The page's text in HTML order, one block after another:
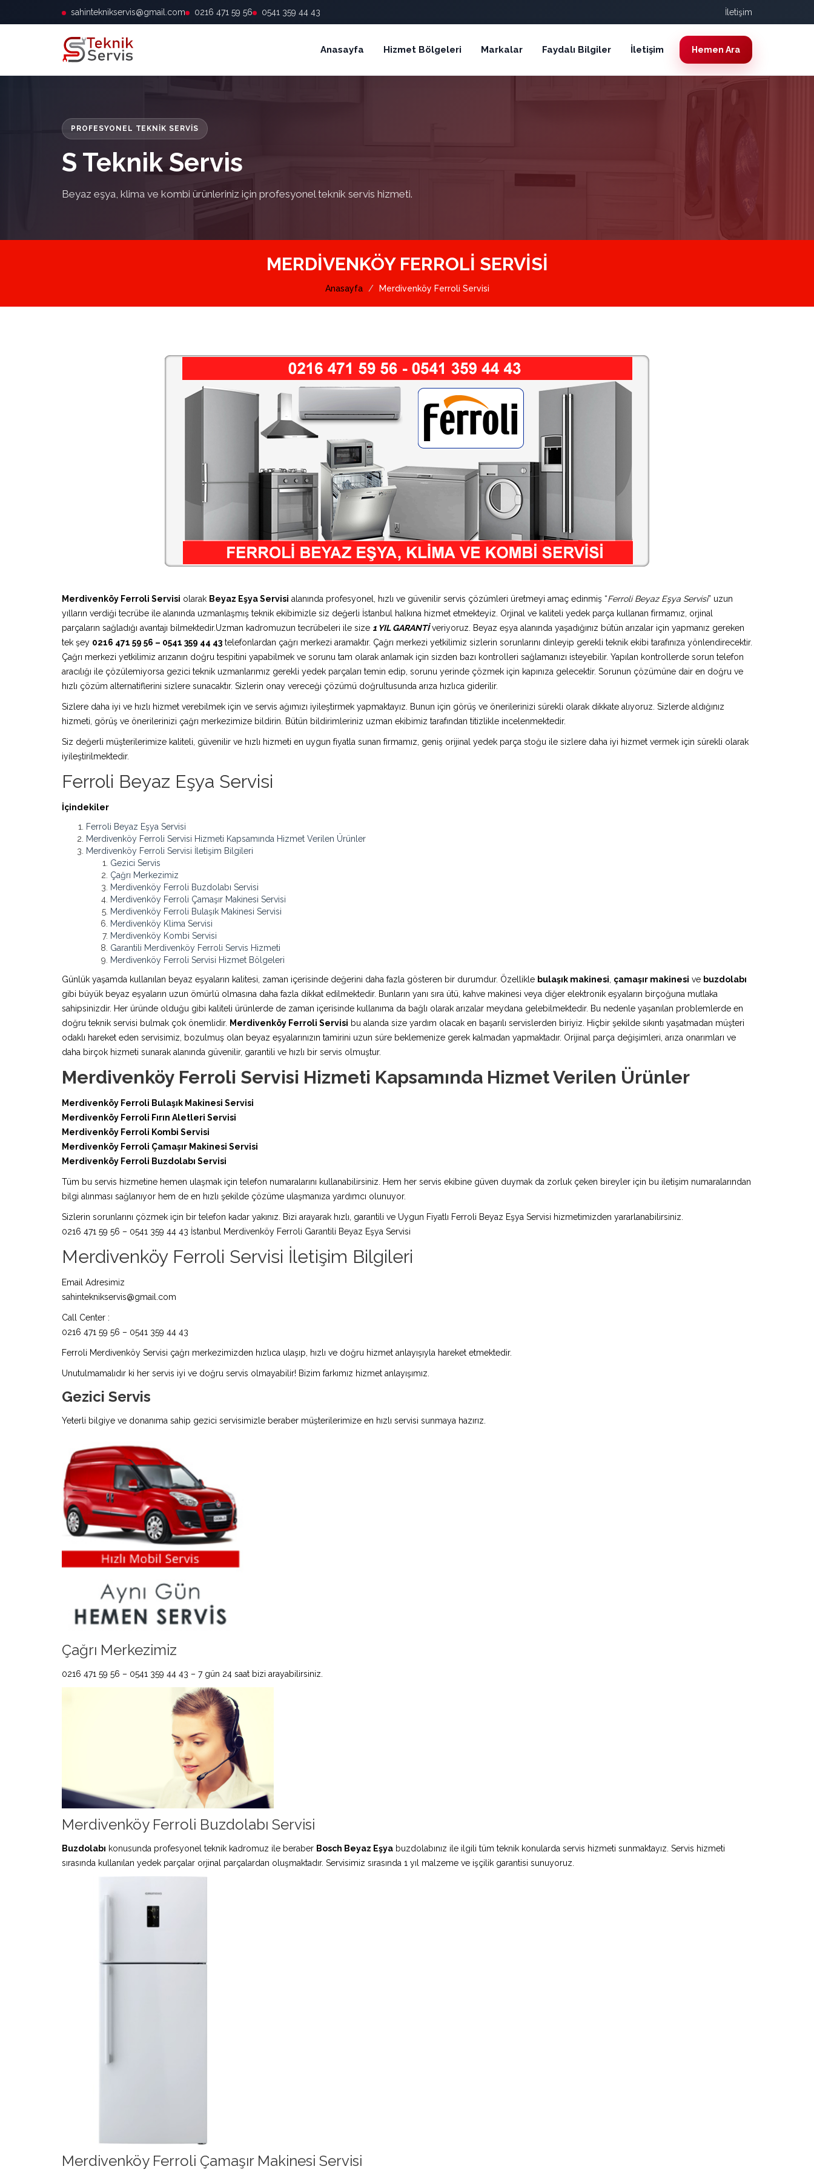
sahinteknikservis@gmail.com 0216 471 59 56 0541 359 44 43 İletişim
Anasayfa Hizmet Bölgeleri Markalar Faydalı Bilgiler İletişim Hemen Ara
PROFESYONEL TEKNIK SERVIS
S Teknik Servis
Beyaz eşya, klima ve kombi ürünleriniz için profesyonel teknik servis hizmeti.
MERDIVENKÖY FERROLI SERVISI
Anasayfa Merdivenköy Ferroli Servisi
Merdivenköy Ferroli Servisi olarak Beyaz Eşya Servisi alanında profesyonel, hızlı ve güvenilir servis çözümleri üretmeyi amaç edinmiş “Ferroli Beyaz Eşya Servisi” uzun
yılların verdiği tecrübe ile alanında uzmanlaşmış teknik ekibimizle siz değerli İstanbul halkına hizmet etmekteyiz. Orjinal ve kaliteli yedek parça kullanan firmamız, orjinal
parçaların sağladığı avantajı bilmektedir.Uzman kadromuzun tecrübeleri ile size 1 YIL GARANTİveriyoruz. Beyaz eşya alanında yaşadığınız bütün arızalar için yapmanız gereken
tek şey 0216 471 59 56 – 0541 359 44 43 telefonlardan çağrı merkezi aramaktır. Çağrı merkezi yetkilimiz sizlerin sorunlarını dinleyip gerekli teknik ekibi tarafınıza yönlendirecektir.
Çağrı merkezi yetkilimiz arızanın doğru tespitini yapabilmek ve sorunu tam olarak anlamak için sizden bazı kontrolleri sağlamanızı isteyebilir. Yapılan kontrollerde sorun telefon
aracılığı ile çözülemiyorsa gezici teknik uzmanlarımız gerekli yedek parçaları temin edip, sorunu yerinde çözmek için kapınıza gelecektir. Sorunun çözümüne dair en doğru ve
hızlı çözüm alternatiflerini sizlere sunacaktır. Sizlerin onay vereceği çözümü doğrultusunda arıza hızlıca giderilir.
Sizlere daha iyi ve hızlı hizmet verebilmek için ve servis ağımızı iyileştirmek yapmaktayız. Bunun için görüş ve önerilerinizi sürekli olarak dikkate alıyoruz. Sizlerde aldığınız
hizmeti, görüş ve önerilerinizi çağrı merkezimize bildirin. Bütün bildirimleriniz uzman ekibimiz tarafından titizlikle incelenmektedir.
Siz değerli müşterilerimize kaliteli, güvenilir ve hızlı hizmeti en uygun fiyatla sunan firmamız, geniş orijinal yedek parça stoğu ile sizlere daha iyi hizmet vermek için sürekli olarak
iyileştirilmektedir.
Ferroli Beyaz Eşya Servisi
İçindekiler
Ferroli Beyaz Eşya Servisi
Merdivenköy Ferroli Servisi Hizmeti Kapsamında Hizmet Verilen Ürünler
Merdivenköy Ferroli Servisi İletişim Bilgileri
Gezici Servis
Çağrı Merkezimiz
Merdivenköy Ferroli Buzdolabı Servisi
Merdivenköy Ferroli Çamaşır Makinesi Servisi
Merdivenköy Ferroli Bulaşık Makinesi Servisi
Merdivenköy Klima Servisi
Merdivenköy Kombi Servisi
Garantili Merdivenköy Ferroli Servis Hizmeti
Merdivenköy Ferroli Servisi Hizmet Bölgeleri
Günlük yaşamda kullanılan beyaz eşyaların kalitesi, zaman içerisinde değerini daha fazla gösteren bir durumdur. Özellikle bulaşık makinesi çamaşır makinesi ve buzdolabı
gibi büyük beyaz eşyaların uzun ömürlü olmasına daha fazla dikkat edilmektedir. Bunların yanı sıra ütü, kahve makinesi veya diğer elektronik eşyaların birçoğuna mutlaka
sahipsinizdir. Her üründe olduğu gibi kaliteli ürünlerde de zaman içerisinde kullanıma da bağlı olarak arızalar meydana gelebilmektedir. Bu nedenle yaşanılan problemlerde en
doğru teknik servisi bulmak çok önemlidir. Merdivenköy Ferroli Servisi bu alanda size yardım olacak en başarılı servislerden biriyiz. Hiçbir şekilde sıkıntı yaşatmadan müşteri
odaklı hareket eden servisimiz, bozulmuş olan beyaz eşyalarınızın tamirini uzun süre beklemenize gerek kalmadan yapmaktadır. Orijinal parça değişimleri, arıza onarımları ve
daha birçok hizmeti sunarak alanında güvenilir, garantili ve hızlı bir servis olmuştur.
Merdivenköy Ferroli Servisi Hizmeti Kapsamında Hizmet Verilen Ürünler
Merdivenköy Ferroli Bulaşık Makinesi Servisi
Merdivenköy Ferroli Fırın Aletleri Servisi
Merdivenköy Ferroli Kombi Servisi
Merdivenköy Ferroli Çamaşır Makinesi Servisi
Merdivenköy Ferroli Buzdolabı Servisi
Tüm bu servis hizmetine hemen ulaşmak için telefon numaralarını kullanabilirsiniz. Hem her servis ekibine güven duymak da zorluk çeken bireyler için bu iletişim numaralarından
bilgi alınması sağlanıyor hem de en hızlı şekilde çözüme ulaşmanıza yardımcı olunuyor.
Sizlerin sorunlarını çözmek için bir telefon kadar yakınız. Bizi arayarak hızlı, garantili ve Uygun Fiyatlı Ferroli Beyaz Eşya Servisi hizmetimizden yararlanabilirsiniz.
0216 471 59 56 – 0541 359 44 43 İstanbul Merdivenköy Ferroli Garantili Beyaz Eşya Servisi
Merdivenköy Ferroli Servisi İletişim Bilgileri
Email Adresimiz
sahinteknikservis@gmail.com
Call Center :
0216 471 59 56 – 0541 359 44 43
Ferroli Merdivenköy Servisi çağrı merkezimizden hızlıca ulaşıp, hızlı ve doğru hizmet anlayışıyla hareket etmektedir.
Unutulmamalıdır ki her servis iyi ve doğru servis olmayabilir! Bizim farkımız hizmet anlayışımız.
Gezici Servis
Yeterli bilgiye ve donanıma sahip gezici servisimizle beraber müşterilerimize en hızlı servisi sunmaya hazırız.
Çağrı Merkezimiz
0216 471 59 56 – 0541 359 44 43 – 7 gün 24 saat bizi arayabilirsiniz.
Merdivenköy Ferroli Buzdolabı Servisi
Buzdolabı konusunda profesyonel teknik kadromuz ile beraber Bosch Beyaz Eşya buzdolabınız ile ilgili tüm teknik konularda servis hizmeti sunmaktayız. Servis hizmeti
sırasında kullanılan yedek parçalar orjinal parçalardan oluşmaktadır. Servisimiz sırasında 1 yıl malzeme ve işçilik garantisi sunuyoruz.
Merdivenköy Ferroli Çamaşır Makinesi Servisi